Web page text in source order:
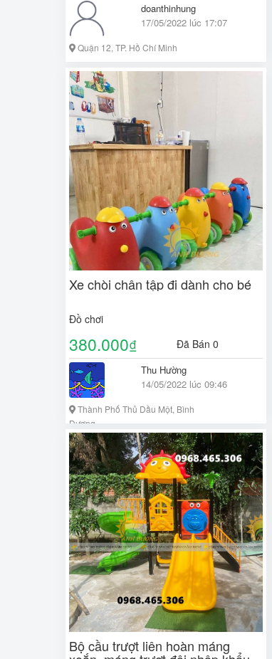
doanthinhung
17/05/2022 lúc 17:07
Quận 12, TP. Hồ Chí Minh
Xe chòi chân tập đi dành cho bé
Đồ chơi
380.000₫ Đã Bán 0
Thu Hường
14/05/2022 lúc 09:46
Thành Phố Thủ Dầu Một, Bình
Dương
Bộ cầu trượt liên hoàn máng